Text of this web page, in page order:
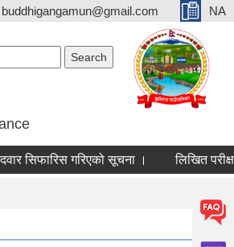
buddhigangamun@gmail.com NA
सिफारिस गरिएको सूचना । लिखित